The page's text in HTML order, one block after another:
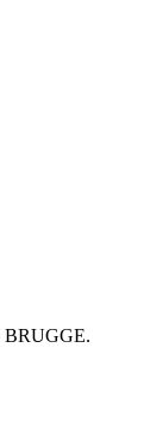
BRUGGE.